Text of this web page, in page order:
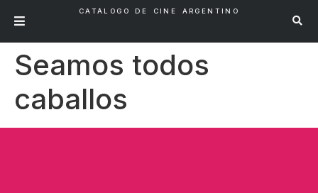
CATÁLOGO DE CINE ARGENTINO
Seamos todos
caballos